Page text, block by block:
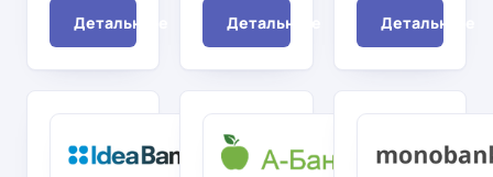
Детальніше Детальніше Детальніше
Банк
Фінансовий
Стандарт
строковий